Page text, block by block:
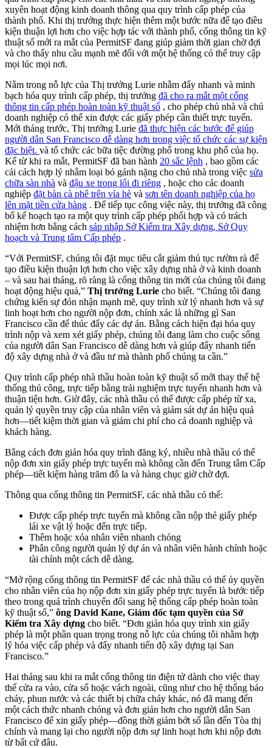
xuyên hoạt động kinh doanh thông qua quy trình cấp phép của
thành phố. Khi thị trưởng thực hiện thêm một bước nữa để tạo điều
kiện thuận lợi hơn cho việc hợp tác với thành phố, cổng thông tin kỹ
thuật số mới ra mắt của PermitSF đang giúp giảm thời gian chờ đợi
và cho thấy nhu cầu mạnh mẽ đối với một hệ thống có thể truy cập
mọi lúc mọi nơi.
Nằm trong nỗ lực của Thị trưởng Lurie nhằm đẩy nhanh và minh
bạch hóa quy trình cấp phép, thị trưởng đã cho ra mắt một cổng
thông tin cấp phép hoàn toàn kỹ thuật số , cho phép chủ nhà và chủ
doanh nghiệp có thể xin được các giấy phép cần thiết trực tuyến.
Mới tháng trước, Thị trưởng Lurie đã thực hiện các bước để giúp
người dân San Francisco dễ dàng hơn trong việc tổ chức các sự kiện
đặc biệt. và tổ chức các bữa tiệc đường phố trong khu phố của họ.
Kể từ khi ra mắt, PermitSF đã ban hành 20 sắc lệnh , bao gồm các
cải cách hợp lý nhằm loại bỏ gánh nặng cho chủ nhà trong việc sửa
chữa sàn nhà và đậu xe trong lối đi riêng , hoặc cho các doanh
nghiệp đặt bàn cà phê trên vỉa hè và sơn tên doanh nghiệp của họ
lên mặt tiền cửa hàng . Để tiếp tục công việc này, thị trưởng đã công
bố kế hoạch tạo ra một quy trình cấp phép phối hợp và có trách
nhiệm hơn bằng cách sáp nhập Sở Kiểm tra Xây dựng, Sở Quy
hoạch và Trung tâm Cấp phép .
“Với PermitSF, chúng tôi đặt mục tiêu cắt giảm thủ tục rườm rà để
tạo điều kiện thuận lợi hơn cho việc xây dựng nhà ở và kinh doanh
– và sau hai tháng, rõ ràng là cổng thông tin mới của chúng tôi đang
hoạt động hiệu quả,” Thị trưởng Lurie cho biết. “Chúng tôi đang
chứng kiến ​​sự đón nhận mạnh mẽ, quy trình xử lý nhanh hơn và sự
linh hoạt hơn cho người nộp đơn, chính xác là những gì San
Francisco cần để thúc đẩy các dự án. Bằng cách hiện đại hóa quy
trình nộp và xem xét giấy phép, chúng tôi đang làm cho cuộc sống
của người dân San Francisco dễ dàng hơn và giúp đẩy nhanh tiến
độ xây dựng nhà ở và đầu tư mà thành phố chúng ta cần.”
Quy trình cấp phép nhà thầu hoàn toàn kỹ thuật số mới thay thế hệ
thống thủ công, trực tiếp bằng trải nghiệm trực tuyến nhanh hơn và
thuận tiện hơn. Giờ đây, các nhà thầu có thể được cấp phép từ xa,
quản lý quyền truy cập của nhân viên và giám sát dự án hiệu quả
hơn—tiết kiệm thời gian và giảm chi phí cho cả doanh nghiệp và
khách hàng.
Bằng cách đơn giản hóa quy trình đăng ký, nhiều nhà thầu có thể
nộp đơn xin giấy phép trực tuyến mà không cần đến Trung tâm Cấp
phép—tiết kiệm hàng trăm đô la và hàng chục giờ chờ đợi.
Thông qua cổng thông tin PermitSF, các nhà thầu có thể:
Được cấp phép trực tuyến mà không cần nộp thẻ giấy phép
lái xe vật lý hoặc đến trực tiếp.
Thêm hoặc xóa nhân viên nhanh chóng
Phân công người quản lý dự án và nhân viên hành chính hoặc
tài chính một cách dễ dàng.
“Mở rộng cổng thông tin PermitSF để các nhà thầu có thể ủy quyền
cho nhân viên của họ nộp đơn xin giấy phép trực tuyến là bước tiếp
theo trong quá trình chuyển đổi sang hệ thống cấp phép hoàn toàn
kỹ thuật số,” ông David Kane, Giám đốc tạm quyền của Sở
Kiểm tra Xây dựng cho biết. “Đơn giản hóa quy trình xin giấy
phép là một phần quan trọng trong nỗ lực của chúng tôi nhằm hợp
lý hóa việc cấp phép và đẩy nhanh tiến độ xây dựng tại San
Francisco.”
Hai tháng sau khi ra mắt cổng thông tin điện tử dành cho việc thay
thế cửa ra vào, cửa sổ hoặc vách ngoài, cũng như cho hệ thống báo
cháy, phun nước và các thiết bị chữa cháy khác, nó đã mang đến
một cách thức nhanh chóng và đơn giản hơn cho người dân San
Francisco để xin giấy phép—đồng thời giảm bớt số lần đến Tòa thị
chính và mang lại cho người nộp đơn sự linh hoạt hơn khi nộp đơn
từ bất cứ đâu.